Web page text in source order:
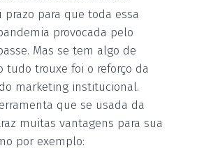
prazo para que toda essa
provocada pelo
Mas se tem algo de
tudo trouxe foi o reforço da
marketing institucional.
que se usada da
muitas vantagens para sua
por exemplo: